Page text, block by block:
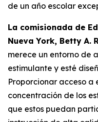
de un año escolar
La comisionada de
Nueva York, Betty A.
merece un entorno de
estimulante y esté
Proporcionar acceso a
concentración de los
que estos puedan